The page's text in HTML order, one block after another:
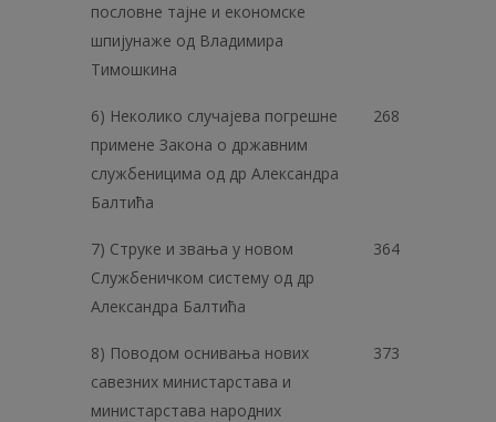
пословне тајне и економске
шпијунаже од Владимира
Тимошкина
6) Неколико случајева погрешне
примене Закона о државним
службеницима од др Александра
Балтића
268
7) Струке и звања у новом
Службеничком систему од др
Александра Балтића
364
8) Поводом оснивања нових
савезних министарстава и
министарстава народних
373